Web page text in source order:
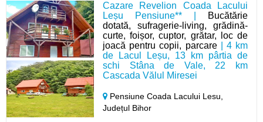
Cazare Revelion Coada Lacului
Leșu Pensiune** |
Bucătărie
dotată, sufragerie-living, grădină-
curte, foișor, cuptor, grătar, loc de
joacă pentru copii, parcare| 4 km
de Lacul Leșu, 13 km pârtia de
schi Stâna de Vale, 22 km
Cascada Vălul Miresei
Pensiune Coada Lacului Lesu,
Județul Bihor